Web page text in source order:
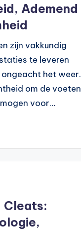
Ademend
zijn vakkundig
te leveren
het weer.
om de voeten
voor…
Cleats: